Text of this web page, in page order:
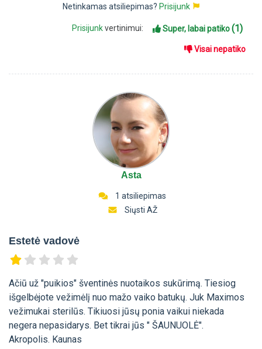
Netinkamas atsiliepimas? Prisijunk
Prisijunkvertinimui: Super, labai patiko(1)
Visai nepatiko
Asta
1 atsiliepimas
Siųsti AŽ
Estetė vadovė
Ačiū už "puikios" šventinės nuotaikos sukūrimą. Tiesiog
išgelbėjote vežimėlį nuo mažo vaiko batukų. Juk Maximos
vežimukai sterilūs. Tikiuosi jūsų ponia vaikui niekada
negera nepasidarys. Bet tikrai jūs " ŠAUNUOLĖ".
Akropolis. Kaunas